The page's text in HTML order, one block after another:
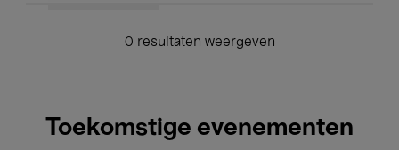
0 resultaten weergeven
Toekomstige evenementen